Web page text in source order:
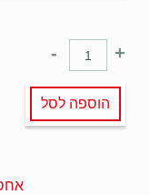
+
-
הוספה לסל